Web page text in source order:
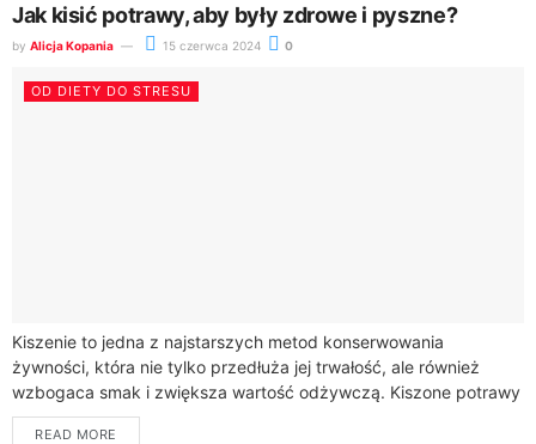
Jak kisić potrawy, aby były zdrowe i pyszne?
by Alicja Kopania 15 czerwca 2024 0
OD DIETY DO STRESU
Kiszenie to jedna z najstarszych metod konserwowania
żywności, która nie tylko przedłuża jej trwałość, ale również
wzbogaca smak i zwiększa wartość odżywczą. Kiszone potrawy
są bogate w probiotyki, które wspomagają...
READ MORE